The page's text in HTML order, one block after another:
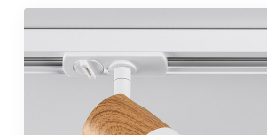
Afmetingen
Beschermingsgraad
Beschermingsklasse